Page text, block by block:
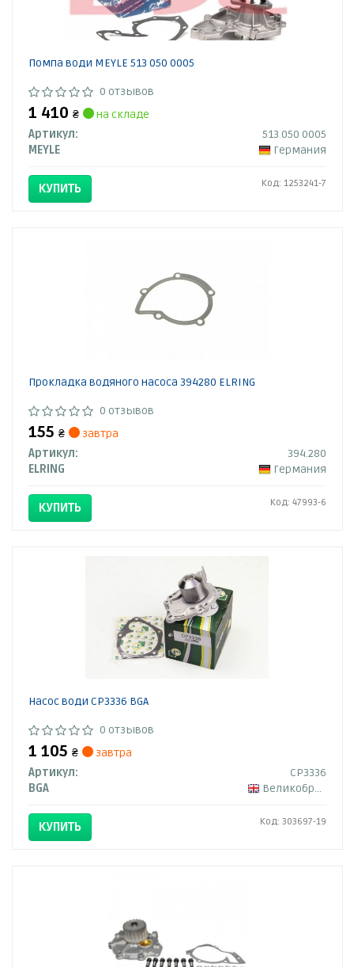
Помпа води MEYLE 513 050 0005
0 отзывов
1 410 ₴
на складе
Артикул:
513 050 0005
MEYLE
Германия
КУПИТЬ Код: 1253241-7
Прокладка водяного насоса 394280 ELRING
0 отзывов
155 ₴
завтра
Артикул:
394.280
ELRING
Германия
КУПИТЬ Код: 47993-6
Насос води CP3336 BGA
0 отзывов
1 105 ₴
завтра
Артикул:
CP3336
BGA
Великобритания
КУПИТЬ Код: 303697-19